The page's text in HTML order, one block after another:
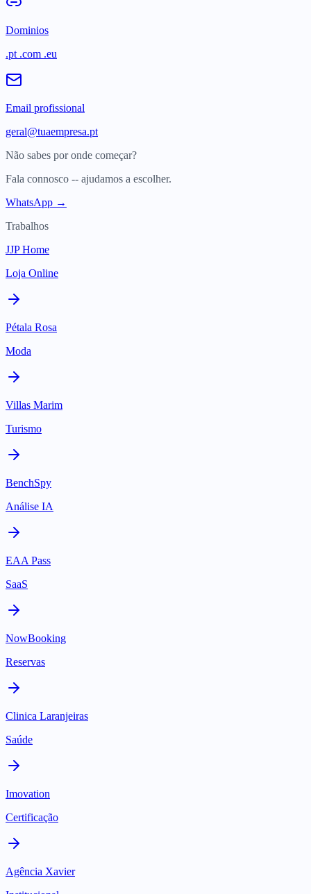
Dominios
.pt .com .eu
Email profissional
geral@tuaempresa.pt
Não sabes por onde começar?
Fala connosco -- ajudamos a escolher.
WhatsApp →
Trabalhos
JJP Home
Loja Online
Pétala Rosa
Moda
Villas Marim
Turismo
BenchSpy
Análise IA
EAA Pass
SaaS
NowBooking
Reservas
Clinica Laranjeiras
Saúde
Imovation
Certificação
Agência Xavier